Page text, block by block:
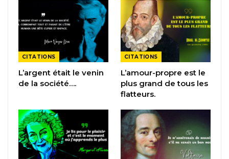
CITATIONS
L’argent était le venin
de la société….
CITATIONS
L’amour-propre est le
plus grand de tous les
flatteurs.